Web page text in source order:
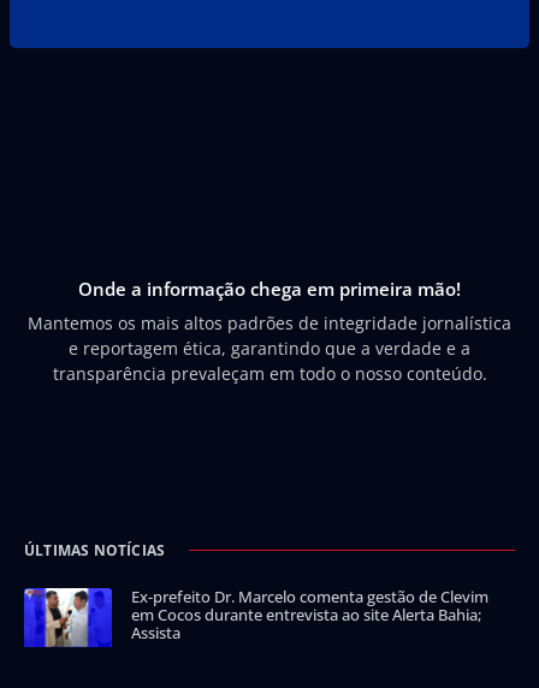
Onde a informação chega em primeira mão!
Mantemos os mais altos padrões de integridade jornalística
e reportagem ética, garantindo que a verdade e a
transparência prevaleçam em todo o nosso conteúdo.
ÚLTIMAS NOTÍCIAS
Ex-prefeito Dr. Marcelo comenta gestão de Clevim
em Cocos durante entrevista ao site Alerta Bahia;
Assista